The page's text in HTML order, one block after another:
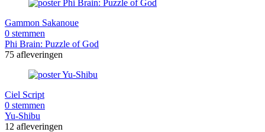
Gammon Sakanoue
0 stemmen
Phi Brain: Puzzle of God
75 afleveringen
Ciel Script
0 stemmen
Yu-Shibu
12 afleveringen